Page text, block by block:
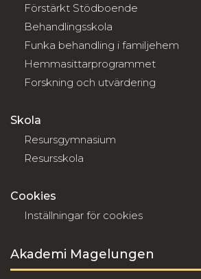
Förstärkt Stödboende
Behandlingsskola
Funka behandling i familjehem
Hemmasittarprogrammet
Forskning och utvärdering
Skola
Resursgymnasium
Resursskola
Cookies
Inställningar för cookies
Akademi Magelungen